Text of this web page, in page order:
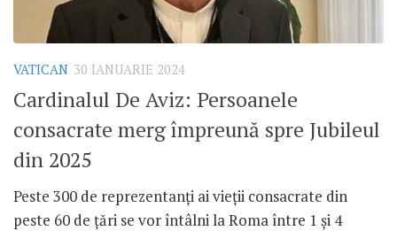
VATICAN 30 IANUARIE 2024
Cardinalul De Aviz: Persoanele
consacrate merg împreună spre Jubileul
din 2025
Peste 300 de reprezentanți ai vieții consacrate din
peste 60 de țări se vor întâlni la Roma între 1 și 4